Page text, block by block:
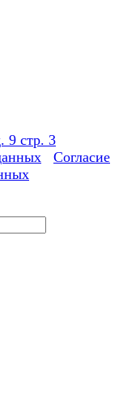
9 стр. 3
Согласие